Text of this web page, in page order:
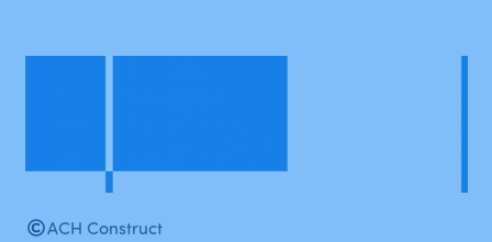
ACH Construct